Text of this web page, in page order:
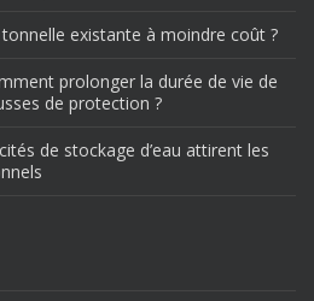
existante à moindre coût ?
prolonger la durée de vie de
de protection ?
de stockage d’eau attirent les